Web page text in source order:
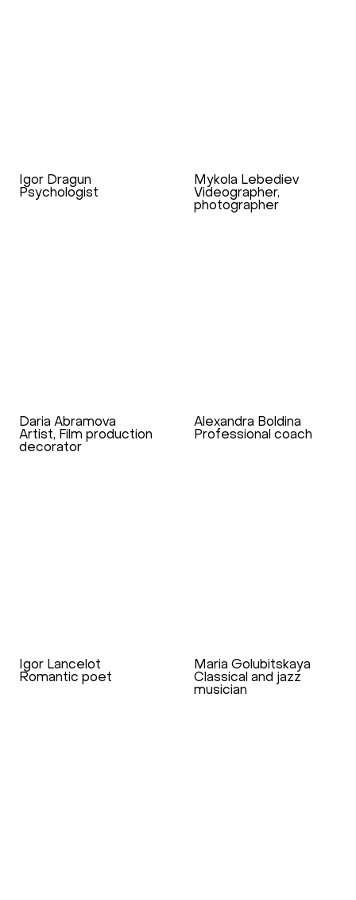
Igor Dragun
Psychologist
Mykola Lebediev
Videographer,
photographer
Daria Abramova
Artist, Film production
decorator
Alexandra Boldina
Professional coach
Igor Lancelot
Romantic poet
Maria Golubitskaya
Classical and jazz
musician